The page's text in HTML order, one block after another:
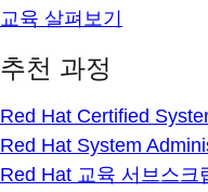
교육 살펴보기
추천 과정
Red Hat Certified
Red Hat System
Red Hat 교육 서브스크